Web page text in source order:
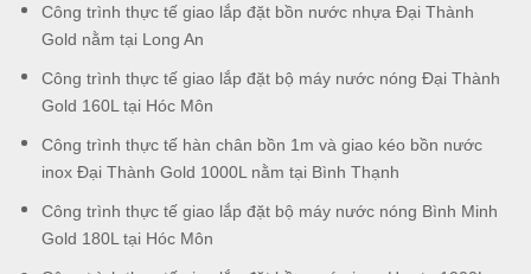
Công trình thực tế giao lắp đặt bồn nước nhựa Đại Thành
Gold nằm tại Long An
Công trình thực tế giao lắp đặt bộ máy nước nóng Đại Thành
Gold 160L tại Hóc Môn
Công trình thực tế hàn chân bồn 1m và giao kéo bồn nước
inox Đại Thành Gold 1000L nằm tại Bình Thạnh
Công trình thực tế giao lắp đặt bộ máy nước nóng Bình Minh
Gold 180L tại Hóc Môn